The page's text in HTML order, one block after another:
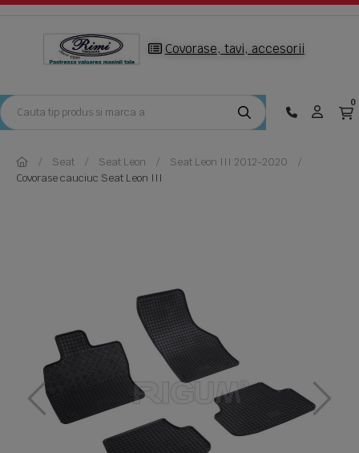
Covorase, tavi, accesorii
0
Seat Seat Leon
Seat Leon III 2012-2020
Covorase cauciuc Seat Leon III